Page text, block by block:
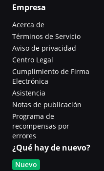
Empresa
Acerca de
Términos de Servicio
Aviso de privacidad
Centro Legal
Cumplimiento de Firma
Electrónica
Asistencia
Notas de publicación
Programa de
recompensas por
errores
¿Qué hay de nuevo?
Nuevo